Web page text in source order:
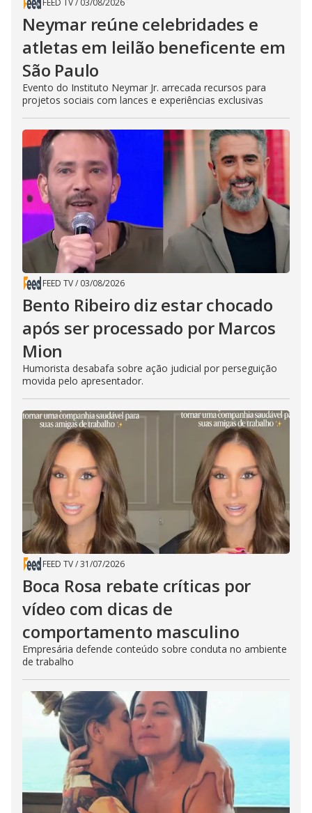
FEED TV/ 03/08/2026
Neymar reúne celebridades e
atletas em leilão beneficente em
São Paulo
Evento do Instituto Neymar Jr. arrecada recursos para
projetos sociais com lances e experiências exclusivas
FEED TV/ 03/08/2026
Bento Ribeiro diz estar chocado
após ser processado por Marcos
Mion
Humorista desabafa sobre ação judicial por perseguição
movida pelo apresentador.
FEED TV/31/07/2026
Boca Rosa rebate críticas por
vídeo com dicas de
comportamento masculino
Empresária defende conteúdo sobre conduta no ambiente
de trabalho